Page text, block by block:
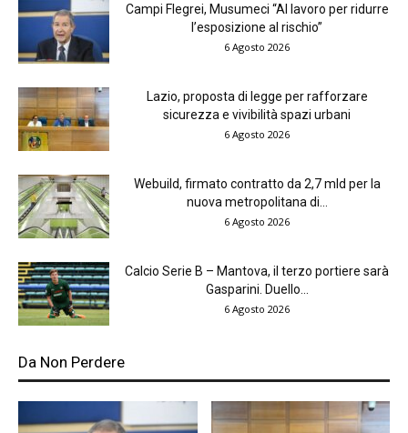
Campi Flegrei, Musumeci “Al lavoro per ridurre
l’esposizione al rischio”
6 Agosto 2026
Lazio, proposta di legge per rafforzare
sicurezza e vivibilità spazi urbani
6 Agosto 2026
Webuild, firmato contratto da 2,7 mld per la
nuova metropolitana di...
6 Agosto 2026
Calcio Serie B – Mantova, il terzo portiere sarà
Gasparini. Duello...
6 Agosto 2026
Da Non Perdere